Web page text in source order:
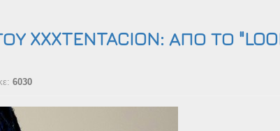
XXXTENTACION: ΑΠΟ ΤΟ
6030